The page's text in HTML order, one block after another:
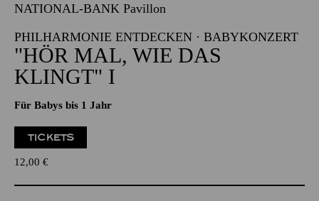
03.12.2026
11:30 - 12:15
NATIONAL-BANK Pavillon
PHILHARMONIE ENTDECKEN · BABYKONZERT
"HÖR MAL, WIE DAS
Für Babys bis 1 Jahr